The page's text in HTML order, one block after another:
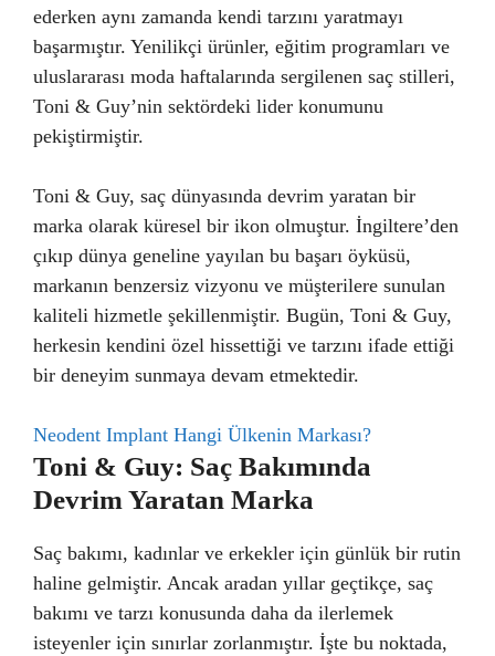
ederken aynı zamanda kendi tarzını yaratmayı
başarmıştır. Yenilikçi ürünler, eğitim programları ve
uluslararası moda haftalarında sergilenen saç stilleri,
Toni & Guy’nin sektördeki lider konumunu
pekiştirmiştir.
Toni & Guy, saç dünyasında devrim yaratan bir
marka olarak küresel bir ikon olmuştur. İngiltere’den
çıkıp dünya geneline yayılan bu başarı öyküsü,
markanın benzersiz vizyonu ve müşterilere sunulan
kaliteli hizmetle şekillenmiştir. Bugün, Toni & Guy,
herkesin kendini özel hissettiği ve tarzını ifade ettiği
bir deneyim sunmaya devam etmektedir.
Neodent Implant Hangi Ülkenin Markası?
Toni & Guy: Saç Bakımında
Devrim Yaratan Marka
Saç bakımı, kadınlar ve erkekler için günlük bir rutin
haline gelmiştir. Ancak aradan yıllar geçtikçe, saç
bakımı ve tarzı konusunda daha da ilerlemek
isteyenler için sınırlar zorlanmıştır. İşte bu noktada,